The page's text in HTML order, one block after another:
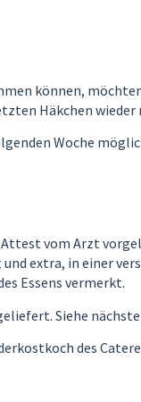
können,
Häkchen wieder
Woche
vom Arzt
extra, in einer
Essens vermerkt.
Siehe
des